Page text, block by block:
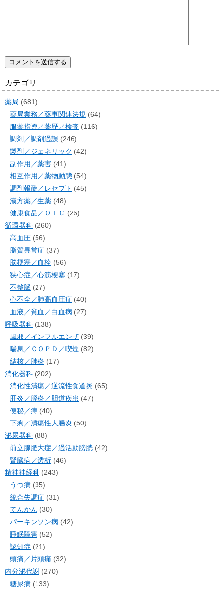
カテゴリ
薬局 (681)
薬局業務／薬事関連法規 (64)
服薬指導／薬歴／検査 (116)
調剤／調剤過誤 (246)
製剤／ジェネリック (42)
副作用／薬害 (41)
相互作用／薬物動態 (54)
調剤報酬／レセプト (45)
漢方薬／生薬 (48)
健康食品／ＯＴＣ (26)
循環器科 (260)
高血圧 (56)
脂質異常症 (37)
脳梗塞／血栓 (56)
狭心症／心筋梗塞 (17)
不整脈 (27)
心不全／肺高血圧症 (40)
血液／貧血／白血病 (27)
呼吸器科 (138)
風邪／インフルエンザ (39)
喘息／ＣＯＰＤ／喫煙 (82)
結核／肺炎 (17)
消化器科 (202)
消化性潰瘍／逆流性食道炎 (65)
肝炎／膵炎／胆道疾患 (47)
便秘／痔 (40)
下痢／潰瘍性大腸炎 (50)
泌尿器科 (88)
前立腺肥大症／過活動膀胱 (42)
腎臓病／透析 (46)
精神神経科 (243)
うつ病 (35)
統合失調症 (31)
てんかん (30)
パーキンソン病 (42)
睡眠障害 (52)
認知症 (21)
頭痛／片頭痛 (32)
内分泌代謝 (270)
糖尿病 (133)